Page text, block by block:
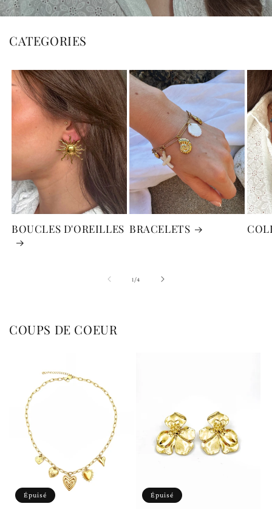
CATEGORIES
BOUCLES D'OREILLES BRACELETS
1/de
4
COUPS DE COEUR
Épuisé Épuisé